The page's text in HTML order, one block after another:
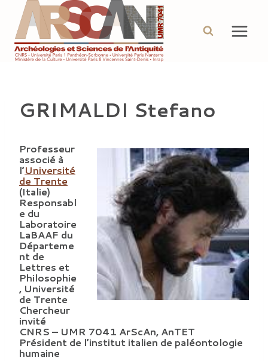
contenu
GRIMALDI Stefano
Professeur
associé à
l’Université
de Trente
(Italie)
Responsabl
e du
Laboratoire
LaBAAF du
Départeme
nt de
Lettres et
Philosophie
, Université
de Trente
Chercheur
invité
CNRS – UMR 7041 ArScAn, AnTET
Président de l’institut italien de paléontologie
humaine